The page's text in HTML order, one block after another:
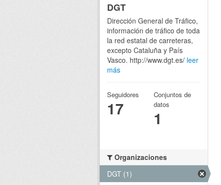
DGT
Dirección General de Tráfico,
información de tráfico de toda
la red estatal de carreteras,
excepto Cataluña y País
Vasco. http://www.dgt.es/ leer
más
Seguidores
17
Conjuntos de
datos
1
Organizaciones
DGT (1)